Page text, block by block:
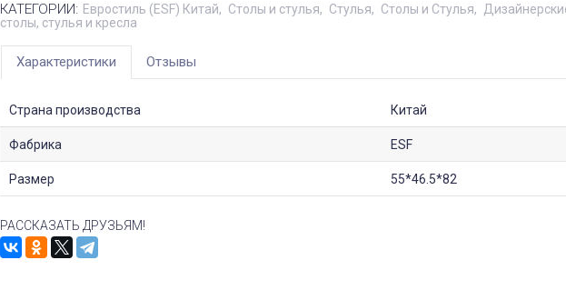
КАТЕГОРИИ: Евростиль (ESF) Китай Столы и стулья Стулья Столы и Стулья
столы, стулья и кресла
Характеристики Отзывы
Страна производства Китай
Фабрика ESF
Размер 55*46.5*82
РАССКАЗАТЬ ДРУЗЬЯМ!